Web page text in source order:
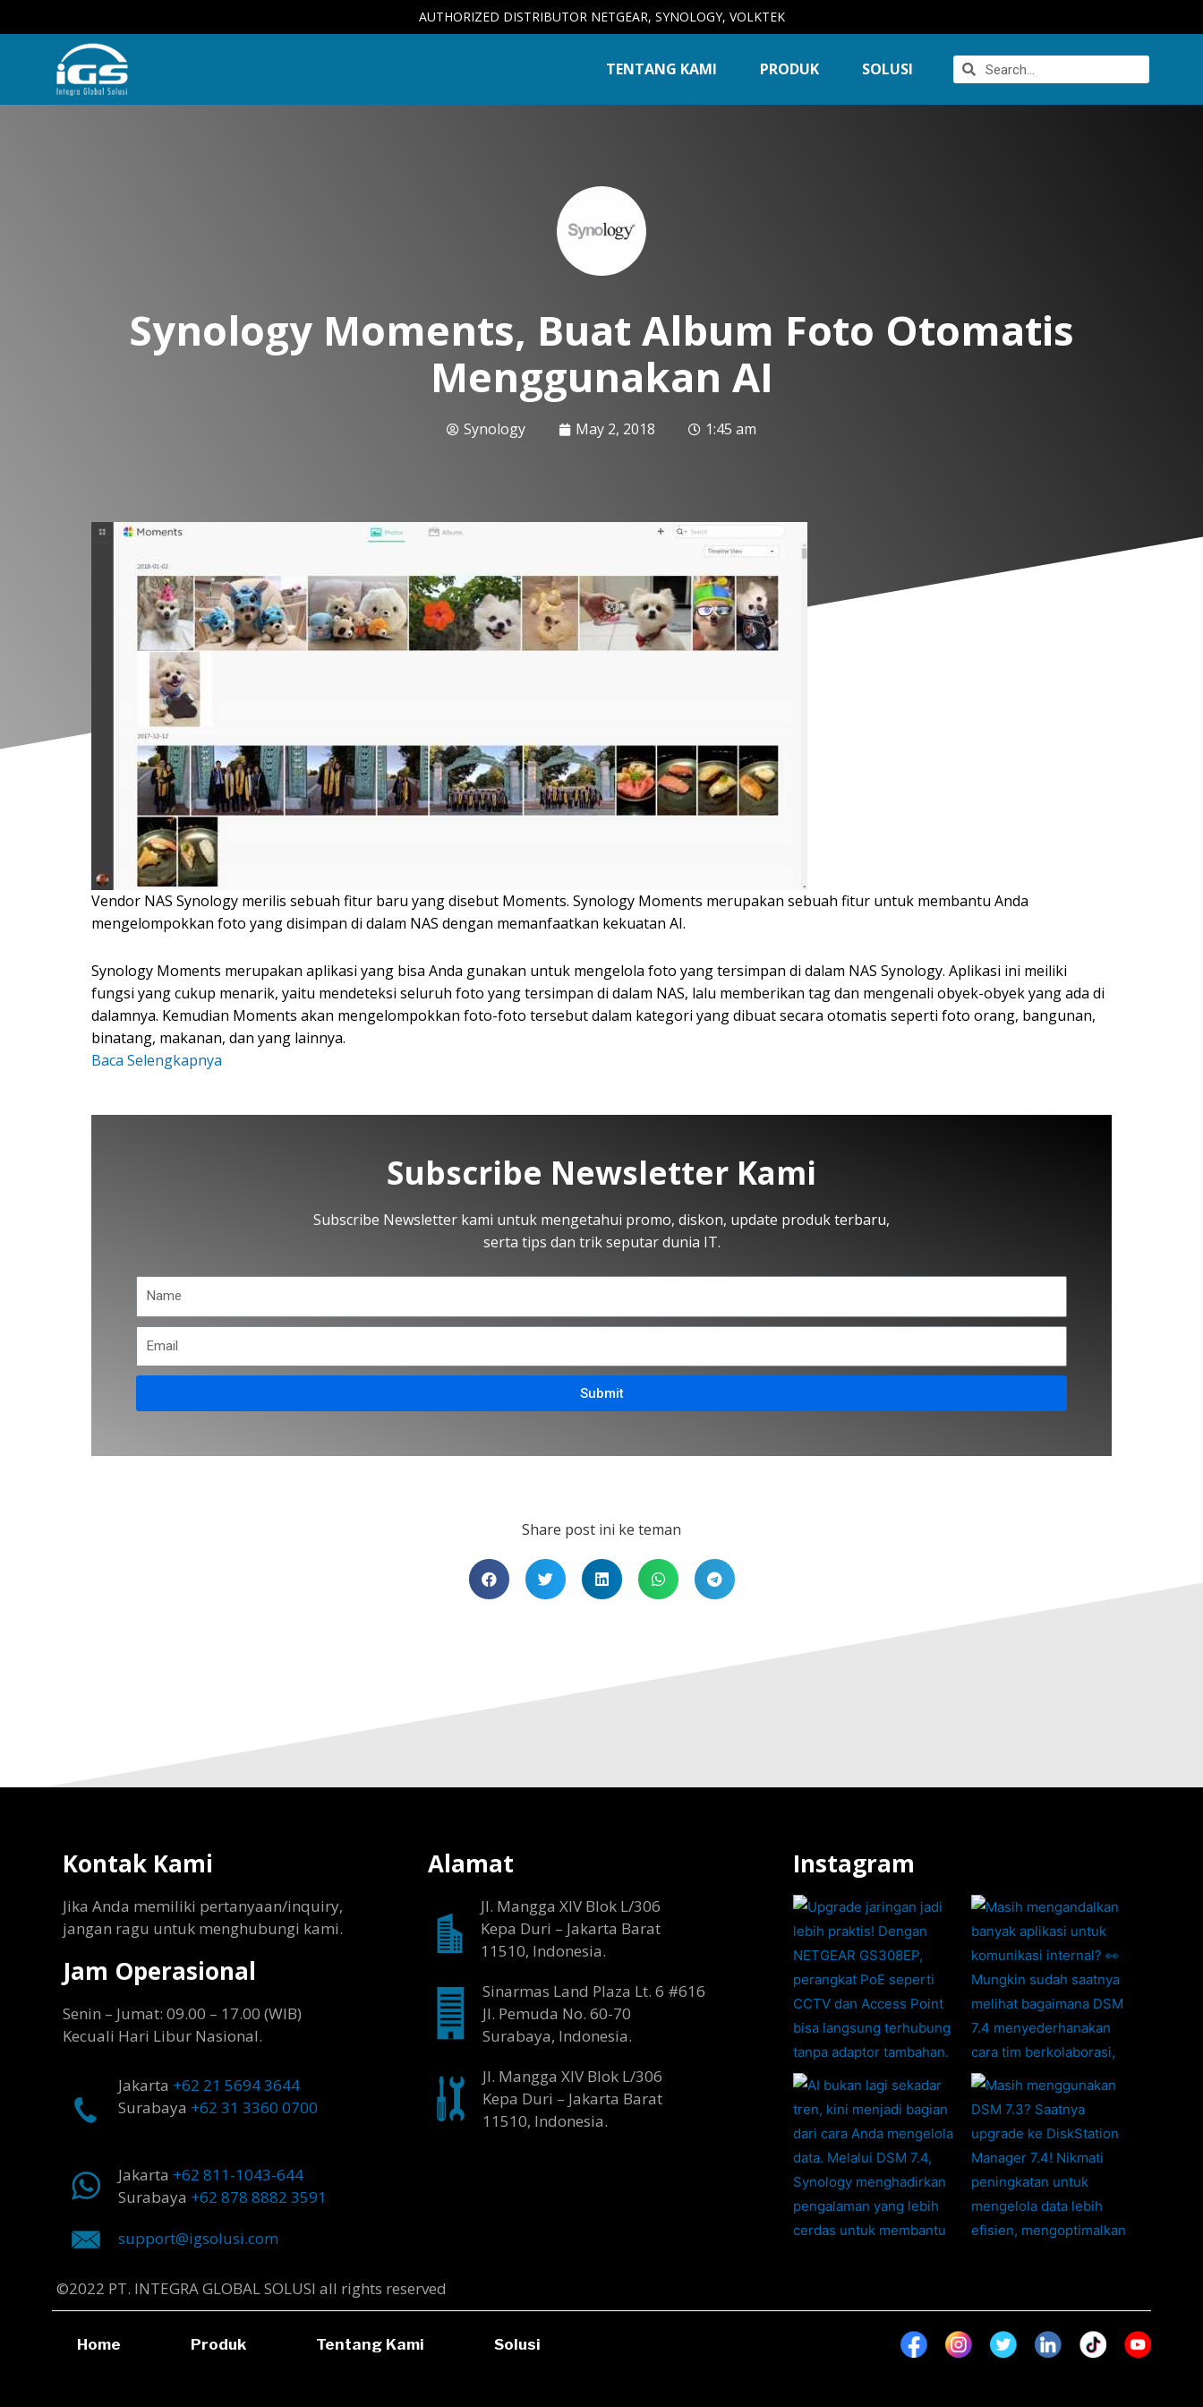
AUTHORIZED DISTRIBUTOR NETGEAR, SYNOLOGY, VOLKTEK
TENTANG KAMI PRODUK SOLUSI
Synology Moments, Buat Album Foto Otomatis
Menggunakan AI
Synology May 2, 2018 1:45 am
Vendor NAS Synology merilis sebuah fitur baru yang disebut Moments. Synology Moments merupakan sebuah fitur untuk membantu Anda
mengelompokkan foto yang disimpan di dalam NAS dengan memanfaatkan kekuatan AI.
Synology Moments merupakan aplikasi yang bisa Anda gunakan untuk mengelola foto yang tersimpan di dalam NAS Synology. Aplikasi ini meiliki
fungsi yang cukup menarik, yaitu mendeteksi seluruh foto yang tersimpan di dalam NAS, lalu memberikan tag dan mengenali obyek-obyek yang ada di
dalamnya. Kemudian Moments akan mengelompokkan foto-foto tersebut dalam kategori yang dibuat secara otomatis seperti foto orang, bangunan,
binatang, makanan, dan yang lainnya.
Baca Selengkapnya
Subscribe Newsletter Kami
Subscribe Newsletter kami untuk mengetahui promo, diskon, update produk terbaru,
serta tips dan trik seputar dunia IT.
Submit
Share post ini ke teman
Kontak Kami
Jika Anda memiliki pertanyaan/inquiry,
jangan ragu untuk menghubungi kami.
Jam Operasional
Senin – Jumat: 09.00 – 17.00 (WIB)
Kecuali Hari Libur Nasional.
Jakarta +62 21 5694 3644
Surabaya +62 31 3360 0700
Jakarta +62 811-1043-644
Surabaya +62 878 8882 3591
support@igsolusi.com
Alamat
Jl. Mangga XIV Blok L/306
Kepa Duri – Jakarta Barat
11510, Indonesia.
Sinarmas Land Plaza Lt. 6 #616
Jl. Pemuda No. 60-70
Surabaya, Indonesia.
Jl. Mangga XIV Blok L/306
Kepa Duri – Jakarta Barat
11510, Indonesia.
Instagram
©2022 PT. INTEGRA GLOBAL SOLUSI all rights reserved
Home Produk Tentang Kami Solusi